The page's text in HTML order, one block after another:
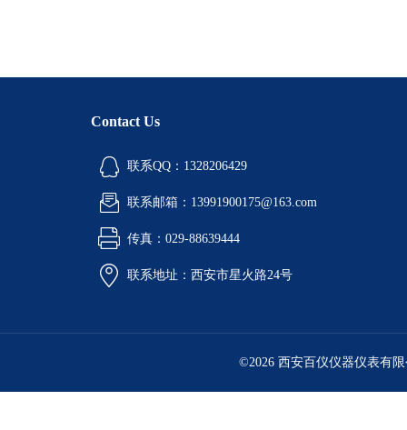
Contact Us
联系QQ：1328206429
联系邮箱：13991900175@163.com
传真：029-88639444
联系地址：西安市星火路24号
©2026 西安百仪仪器仪表有